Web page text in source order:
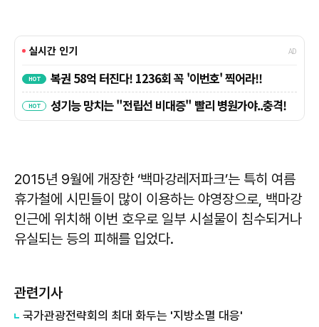
2015년 9월에 개장한 ‘백마강레저파크’는 특히 여름
휴가철에 시민들이 많이 이용하는 야영장으로, 백마강
인근에 위치해 이번 호우로 일부 시설물이 침수되거나
유실되는 등의 피해를 입었다.
관련기사
국가관광전략회의 최대 화두는 '지방소멸 대응'